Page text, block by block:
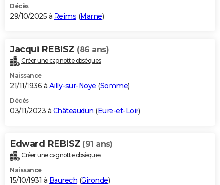
BONS PLANS
Carte de Noël
Carte Bonne année
Carte Saint-Valentin
Carte Pâques
Carte d'anniversaire
DICTIONNAIRE
Dictionnaire
Biographies
Citations
Expressions
Proverbes
PROGRAMME TV
S'inscrire
Se connecter
Lycées
Collèges
Primaires
Universités
Entreprises
Service militaire
Avis de recherche
AVIS DE DÉCÈS
Bricolage
Lifestyle
Culture
Sport
Auto
Television
Voyage
Cinema
Décès
29/10/2025 à Reims (Marne)
Jacqui REBISZ (86 ans)
Créer une cagnotte obsèques
Naissance
21/11/1936 à Ailly-sur-Noye (Somme)
Décès
03/11/2023 à Châteaudun (Eure-et-Loir)
Edward REBISZ (91 ans)
Créer une cagnotte obsèques
Naissance
15/10/1931 à Baurech (Gironde)